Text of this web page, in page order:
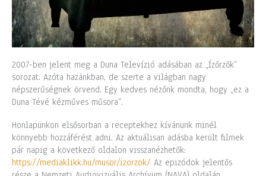
2007-ben jelent meg a Duna Televízió adásában az „Ízőrzők”
sorozat. Azóta hazánkban, de szerte a világban nagy
népszerűségnek örvend. Egy kedves nézőnk mondta, hogy „ez a
Duna Tévé kézműves műsora”.
Honlapunkon elsősorban a receptekhez kívánunk minél
könnyebb hozzáférést adni. Az aktuálisan adásba került filmek
pár napig a következő oldalon visszanézhetők:
https://mediaklikk.hu/musor/izorzok/ Az epizódok jelentős